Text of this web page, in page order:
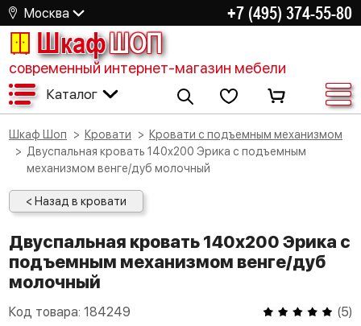
Москва +7 (495) 374-55-80
ШкафШОП
современный интернет-магазин мебели
Каталог
Шкаф Шоп Кровати
Кровати с подъемным механизмом
Двуспальная кровать 140х200 Эрика с подъемным
механизмом венге/дуб молочный
< Назад в кровати
Двуспальная кровать 140х200 Эрика с
подъемным механизмом венге/дуб
молочный
Код товара: 184249 (5)